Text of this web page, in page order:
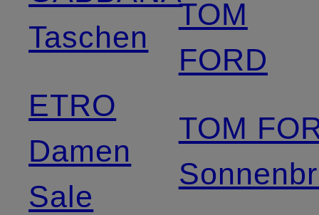
Taschen
ETRO
Damen
Sale
TOM
FORD
TOM